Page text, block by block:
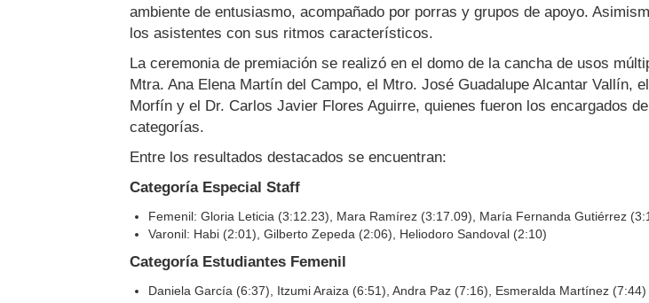
ambiente de entusiasmo, acompañado por porras y grupos de apoyo.
los asistentes con sus ritmos característicos.
La ceremonia de premiación se realizó en el domo de la cancha de usos
Mtra. Ana Elena Martín del Campo, el Mtro. José Guadalupe Alcantar Vallín,
Morfín y el Dr. Carlos Javier Flores Aguirre, quienes fueron los encargados
categorías.
Entre los resultados destacados se encuentran:
Categoría Especial Staff
Femenil: Gloria Leticia (3:12.23), Mara Ramírez (3:17.09), María Fernanda Gutiérrez
Varonil: Habi (2:01), Gilberto Zepeda (2:06), Heliodoro Sandoval (2:10)
Categoría Estudiantes Femenil
Daniela García (6:37), Itzumi Araiza (6:51), Andra Paz (7:16), Esmeralda Martínez (7:44)